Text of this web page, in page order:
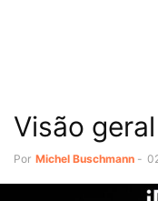
Visão
Por Michel Buschmann -